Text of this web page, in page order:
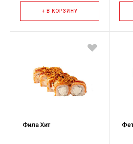
+ В КОРЗИНУ
Фила Хит